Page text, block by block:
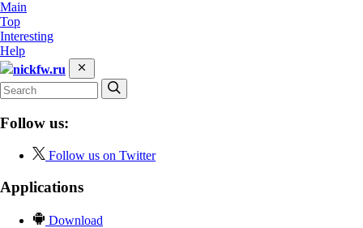
Main
Top
Interesting
Help
nickfw.ru
Follow us:
Follow us on Twitter
Applications
Download